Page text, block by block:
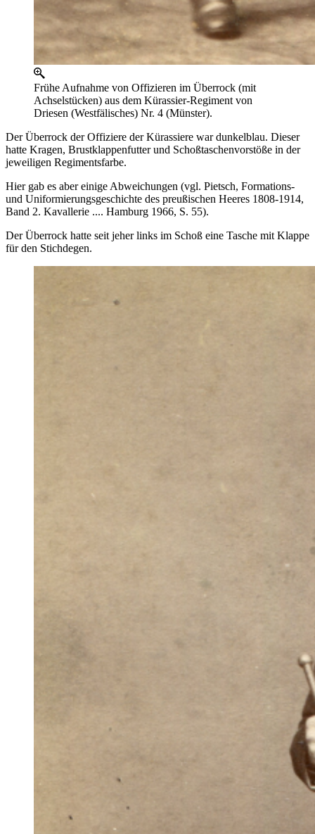
Frühe Aufnahme von Offizieren im Überrock (mit
Achselstücken) aus dem Kürassier-Regiment von
Driesen (Westfälisches) Nr. 4 (Münster).
Der Überrock der Offiziere der Kürassiere war dunkelblau. Dieser
hatte Kragen, Brustklappenfutter und Schoßtaschenvorstöße in der
jeweiligen Regimentsfarbe.
Hier gab es aber einige Abweichungen (vgl. Pietsch, Formations-
und Uniformierungsgeschichte des preußischen Heeres 1808-1914,
Band 2. Kavallerie .... Hamburg 1966, S. 55).
Der Überrock hatte seit jeher links im Schoß eine Tasche mit Klappe
für den Stichdegen.